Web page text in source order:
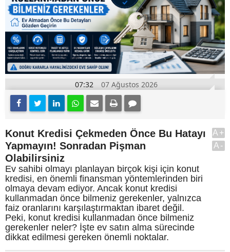
07:32 07 Ağustos 2026
Konut Kredisi Çekmeden Önce Bu Hatayı
Yapmayın! Sonradan Pişman
Olabilirsiniz
Ev sahibi olmayı planlayan birçok kişi için konut
kredisi, en önemli finansman yöntemlerinden biri
olmaya devam ediyor. Ancak konut kredisi
kullanmadan önce bilmeniz gerekenler, yalnızca
faiz oranlarını karşılaştırmaktan ibaret değil.
Peki, konut kredisi kullanmadan önce bilmeniz
gerekenler neler? İşte ev satın alma sürecinde
dikkat edilmesi gereken önemli noktalar.
A+
A-